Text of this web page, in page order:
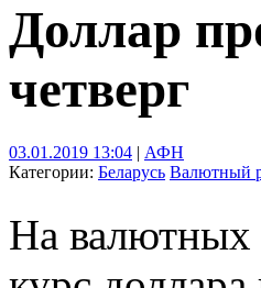
Доллар
четверг
03.01.2019 13:04 | АФН
Категории: Беларусь Валютный
На валютных